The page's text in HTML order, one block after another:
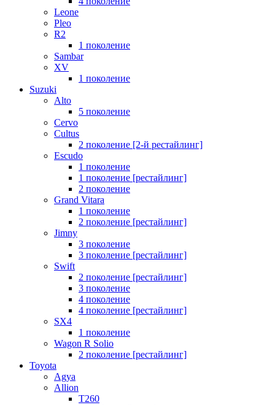
Leone
Pleo
R2
1 поколение
Sambar
XV
1 поколение
Suzuki
Alto
5 поколение
Cervo
Cultus
2 поколение [2-й рестайлинг]
Escudo
1 поколение
1 поколение [рестайлинг]
2 поколение
Grand Vitara
1 поколение
2 поколение [рестайлинг]
Jimny
3 поколение
3 поколение [рестайлинг]
Swift
2 поколение [рестайлинг]
3 поколение
4 поколение
4 поколение [рестайлинг]
SX4
1 поколение
Wagon R Solio
2 поколение [рестайлинг]
Toyota
Agya
Allion
T260